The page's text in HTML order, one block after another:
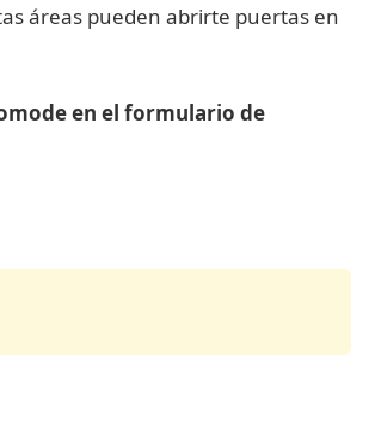
áreas pueden abrirte puertas en
en el formulario de